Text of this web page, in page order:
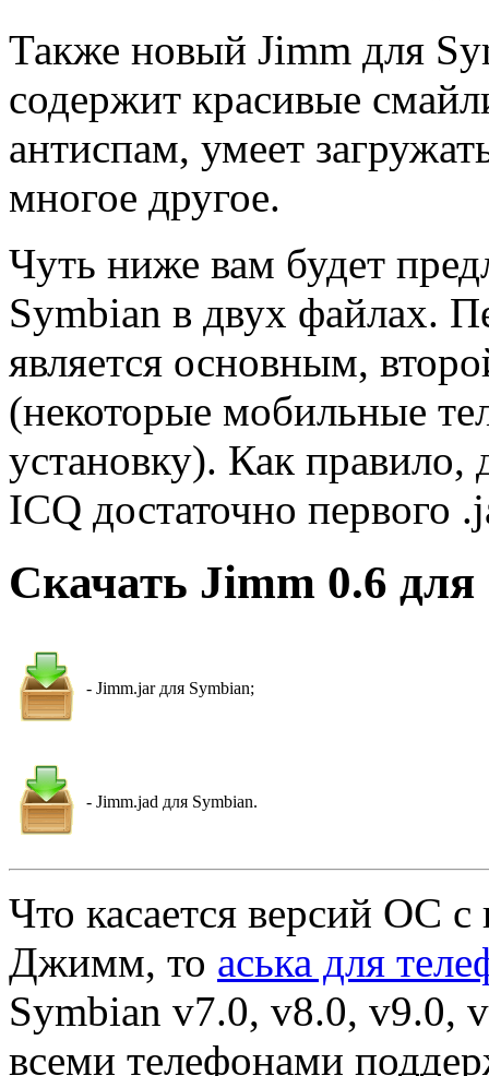
Также новый Jimm для
содержит красивые
антиспам, умеет
многое другое.
Чуть ниже вам будет
Symbian в двух файлах.
является основным,
(некоторые мобильные
установку). Как правило,
ICQ достаточно первого
Скачать Jimm 0.6
- Jimm.jar для Symbian;
- Jimm.jad для Symbian.
Что касается версий ОС
Джимм, то аська для
Symbian v7.0, v8.0, v9.0,
всеми телефонами